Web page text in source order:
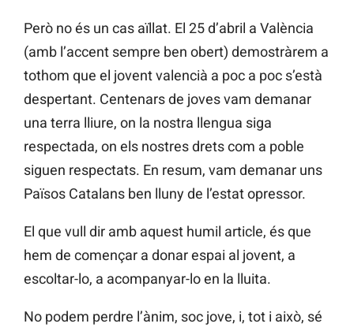
Però no és un cas aïllat. El 25 d’abril a València
(amb l’accent sempre ben obert) demostràrem a
tothom que el jovent valencià a poc a poc s’està
despertant. Centenars de joves vam demanar
una terra lliure, on la nostra llengua siga
respectada, on els nostres drets com a poble
siguen respectats. En resum, vam demanar uns
Països Catalans ben lluny de l’estat opressor.
El que vull dir amb aquest humil article, és que
hem de començar a donar espai al jovent, a
escoltar-lo, a acompanyar-lo en la lluita.
No podem perdre l’ànim, soc jove, i, tot i això, sé